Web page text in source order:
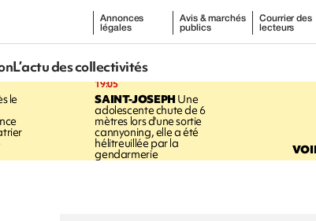
Annonces
légales
Avis & marchés
publics
Courrier des
lecteurs
L’actu des collectivités
le
19:05
SAINT-JOSEPHUne
adolescente chute de 6
mètres lors d'une sortie
cannyoning, elle a été
hélitreuillée par la
gendarmerie